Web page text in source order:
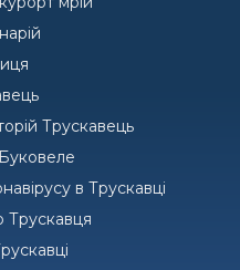
Трускавець
в Трускавці
Трускавця